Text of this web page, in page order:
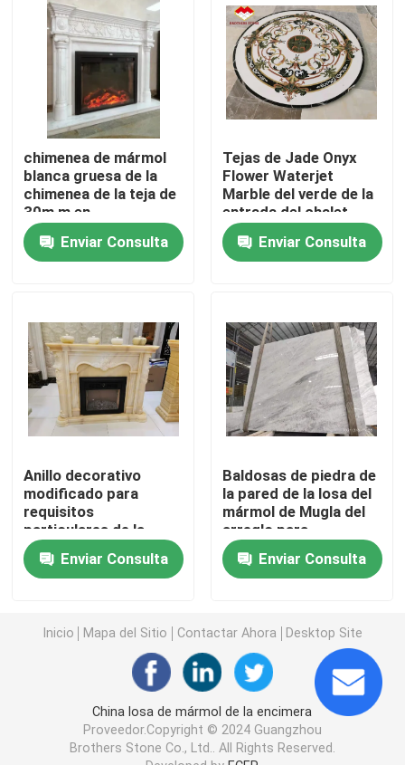
Productos
Losas de piedra del granito
Tejas de piedra del granito
Piedra pulida del granito
Piedra flameada del granito
teja de piedra de mármol
piedra de mármol blanca
mármol de madera de la vena
Losa del ónix del jade
piedra artificial de cuarzo
Piedra artificial de la cultura
encimeras de piedra naturales
chimenea de mármol
blanca gruesa de la
chimenea de la teja de
30m m en
inspiraciones del anillo
Enviar Consulta
Tejas de Jade Onyx
Flower Waterjet
Marble del verde de la
entrada del chalet
Enviar Consulta
Anillo decorativo
modificado para
requisitos
particulares de la
chimenea del mármol
de la piedra del ónix
Enviar Consulta
Baldosas de piedra de
la pared de la losa del
mármol de Mugla del
arreglo para
requisitos
particulares 12" X12”
X el 1/2”
Enviar Consulta
Inicio Mapa del Sitio Contactar Ahora Desktop Site
China losa de mármol de la encimera
Proveedor.Copyright © 2024 Guangzhou
Brothers Stone Co., Ltd.. All Rights Reserved.